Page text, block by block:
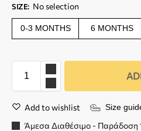
SIZE: No selection
0-3 MONTHS 6 MONTHS
Add to wishlist Size
Άμεσα Διαθέσιμο - Παράδοση